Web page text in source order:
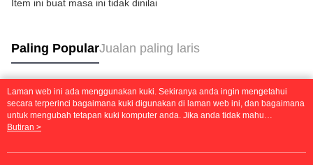
Item ini buat masa ini tidak dinilai
Paling PopularJualan paling laris
Tag Popular
Laman web ini ada menggunakan kuki. Sekiranya anda ingin mengetahui
secara terperinci bagaimana kuki digunakan di laman web ini, dan bagaimana
untuk mengubah tetapan kuki komputer anda. Jika anda tidak mahu
menggunakan kuki di komputer anda, sila rujuk penerangan mengenai kuki.
mengetahui secara terperinci bagaimana kuki digunakan di laman web ini,
Butiran >